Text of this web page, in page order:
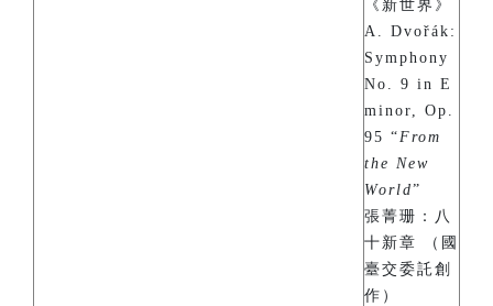
《新世界》
A. Dvořák:
Symphony
No. 9 in E
minor, Op.
95 “From
the New
World”
張菁珊：八
十新章 （國
臺交委託創
作）